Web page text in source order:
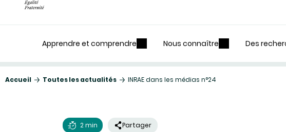
Apprendre et comprendre Nous connaître Des
Accueil Toutes les actualités INRAE dans les médias n°24
2 min Partager